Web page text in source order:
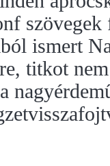
szövegek
ismert
titkot